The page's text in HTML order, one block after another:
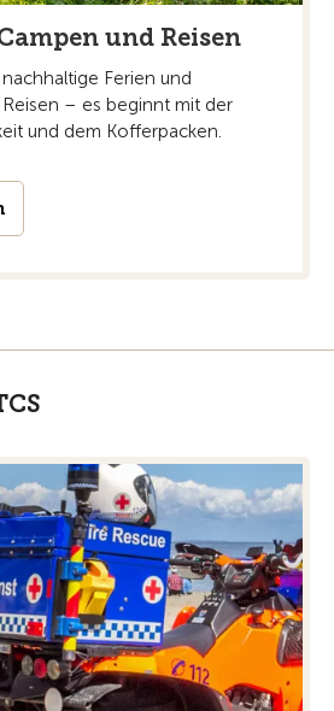
und Reisen
Ferien und
– es beginnt mit der
und dem Kofferpacken.